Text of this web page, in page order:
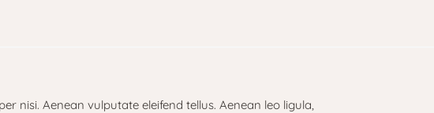
nisi. Aenean vulputate eleifend tellus. Aenean leo ligula,